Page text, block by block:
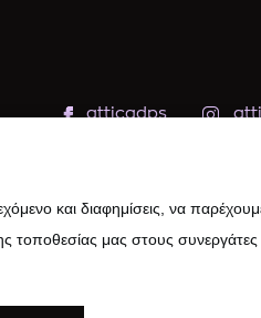
atticadps
και διαφημίσεις, να
μας στους